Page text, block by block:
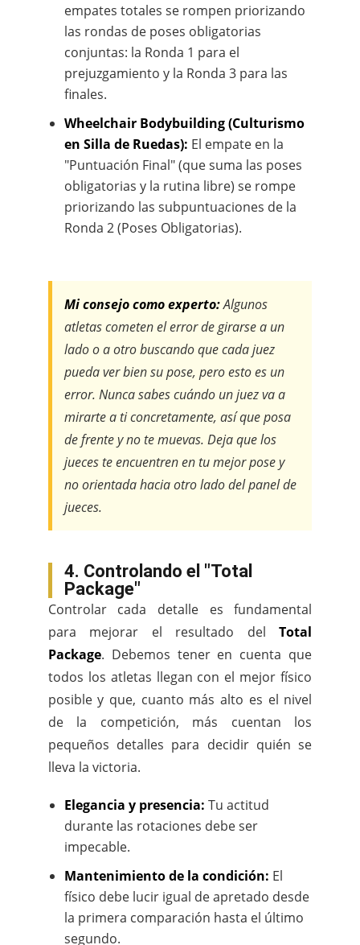
empates totales se rompen priorizando
las rondas de poses obligatorias
conjuntas: la Ronda 1 para el
prejuzgamiento y la Ronda 3 para las
finales.
Wheelchair Bodybuilding (Culturismo
en Silla de Ruedas): El empate en la
"Puntuación Final" (que suma las poses
obligatorias y la rutina libre) se rompe
priorizando las subpuntuaciones de la
Ronda 2 (Poses Obligatorias).
Mi consejo como experto:Algunos
atletas cometen el error de girarse a un
lado o a otro buscando que cada juez
pueda ver bien su pose, pero esto es un
error. Nunca sabes cuándo un juez va a
mirarte a ti concretamente, así que posa
de frente y no te muevas. Deja que los
jueces te encuentren en tu mejor pose y
no orientada hacia otro lado del panel de
jueces.
4. Controlando el "Total
Package"
Controlar cada detalle es fundamental
para mejorar el resultado delTotal
Package. Debemos tener en cuenta que
todos los atletas llegan con el mejor físico
posible y que, cuanto más alto es el nivel
de la competición, más cuentan los
pequeños detalles para decidir quién se
lleva la victoria.
Elegancia y presencia: Tu actitud
durante las rotaciones debe ser
impecable.
Mantenimiento de la condición: El
físico debe lucir igual de apretado desde
la primera comparación hasta el último
segundo.